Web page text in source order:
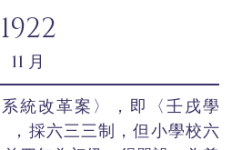
1922
11 月
統改革案〉，即〈壬戌學
，採六三三制，但小學校六